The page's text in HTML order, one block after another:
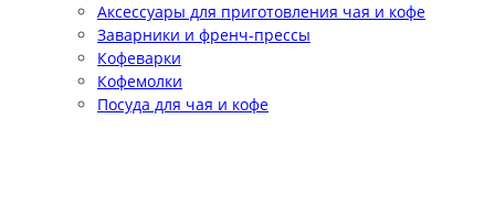
Аксессуары для приготовления чая и кофе
Заварники и френч-прессы
Кофеварки
Кофемолки
Посуда для чая и кофе